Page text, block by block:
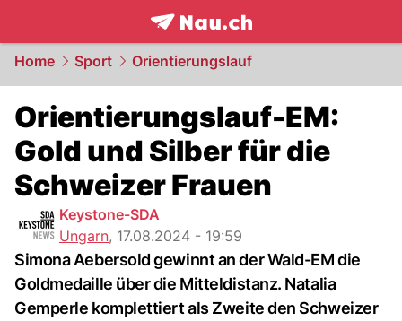
frontpage.NAU.ch
Home Sport Orientierungslauf
Orientierungslauf-EM:
Gold und Silber für die
Schweizer Frauen
Keystone-SDA
Ungarn, 17.08.2024 - 19:59
Simona Aebersold gewinnt an der Wald-EM die
Goldmedaille über die Mitteldistanz. Natalia
Gemperle komplettiert als Zweite den Schweizer